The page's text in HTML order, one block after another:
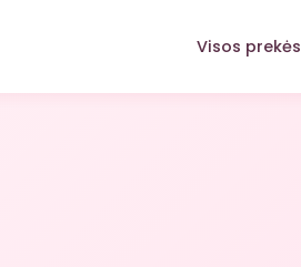
Visos prekės